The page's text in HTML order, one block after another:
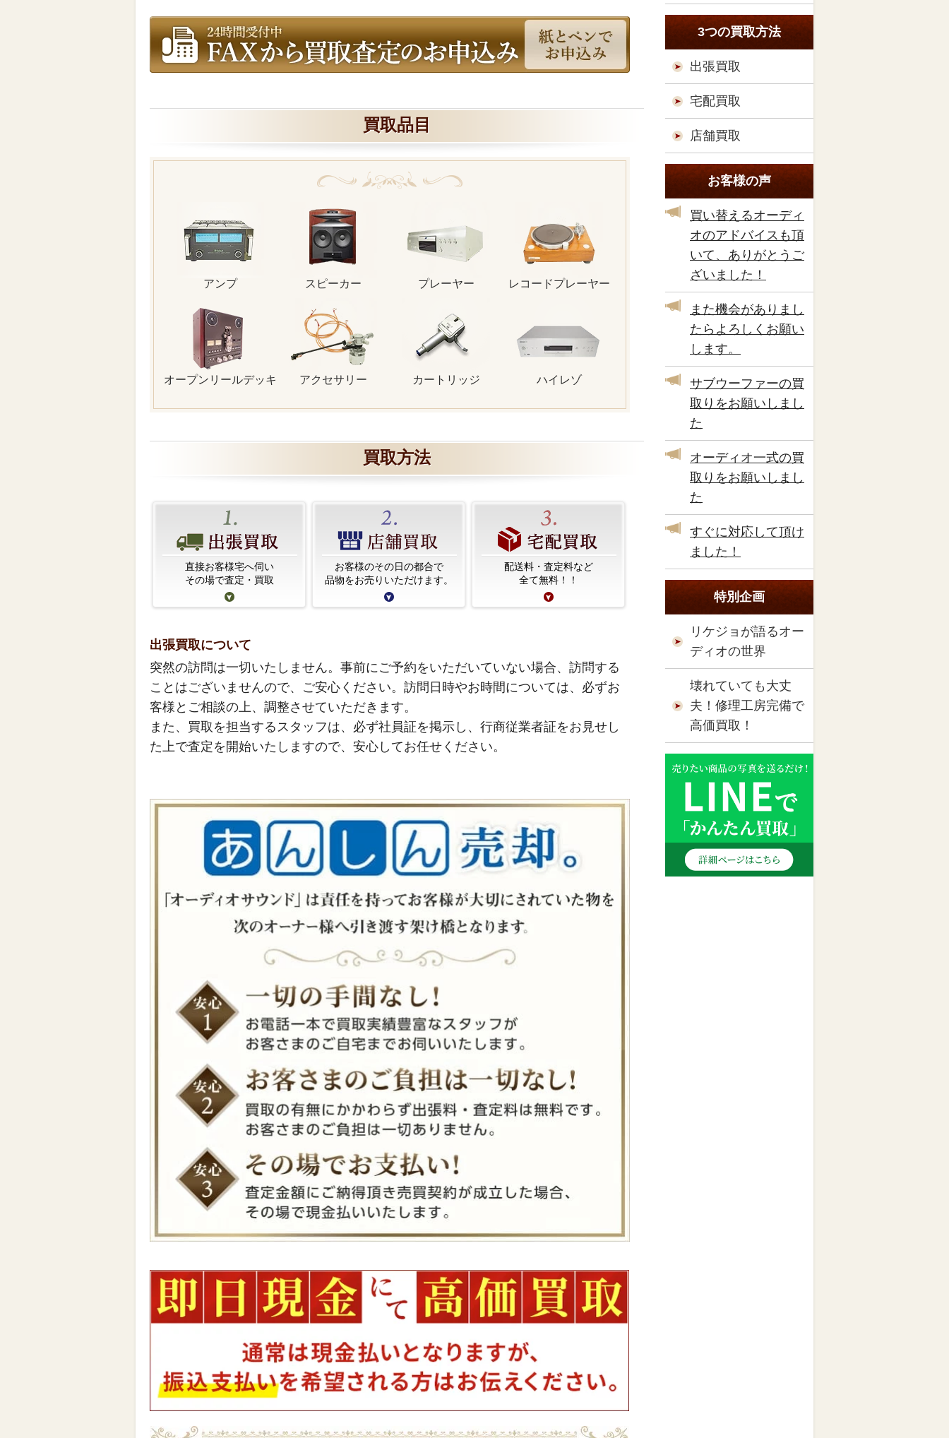
買取品目
アンプ スピーカー プレーヤー レコードプレーヤー
オープンリールデッキ アクセサリー カートリッジ ハイレゾ
買取方法
直接お客様宅へ伺い
その場で査定・買取
お客様のその日の都合で
品物をお売りいただけます。
配送料・査定料など
全て無料！！
出張買取について
突然の訪問は一切いたしません。事前にご予約をいただいていない場合、訪問する
ことはございませんので、ご安心ください。訪問日時やお時間については、必ずお
客様とご相談の上、調整させていただきます。
また、買取を担当するスタッフは、必ず社員証を掲示し、行商従業者証をお見せし
た上で査定を開始いたしますので、安心してお任せください。
3つの買取方法
出張買取
宅配買取
店舗買取
お客様の声
買い替えるオーディ
オのアドバイスも頂
いて、ありがとうご
ざいました！
また機会がありまし
たらよろしくお願い
します。
サブウーファーの買
取りをお願いしまし
た
オーディオ一式の買
取りをお願いしまし
た
すぐに対応して頂け
ました！
特別企画
リケジョが語るオー
ディオの世界
壊れていても大丈
夫！修理工房完備で
高価買取！